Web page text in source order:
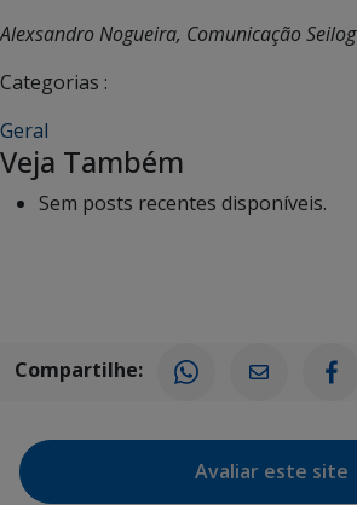
Alexsandro Nogueira, Comunicação Seilog
Categorias :
Geral
Veja Também
Sem posts recentes disponíveis.
Compartilhe:
Avaliar este site